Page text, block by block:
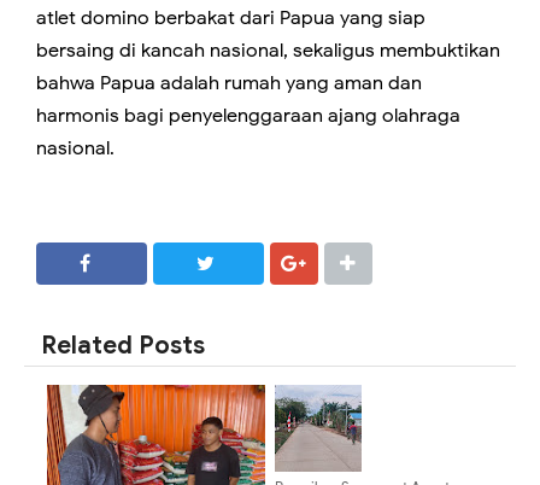
atlet domino berbakat dari Papua yang siap
bersaing di kancah nasional, sekaligus membuktikan
bahwa Papua adalah rumah yang aman dan
harmonis bagi penyelenggaraan ajang olahraga
nasional.
Related Posts